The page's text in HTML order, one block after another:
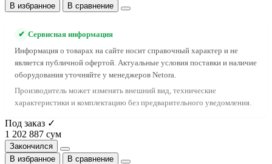
В избранное
В сравнение
✔ Сервисная информация
Информация о товарах на сайте носит справочный характер и не
является публичной офертой. Актуальные условия поставки и наличие
оборудования уточняйте у менеджеров Netora.
Производитель может изменять внешний вид, технические
характеристики и комплектацию без предварительного уведомления.
Под заказ ✓
1 202 887 сум
Закончился
В избранное
В сравнение